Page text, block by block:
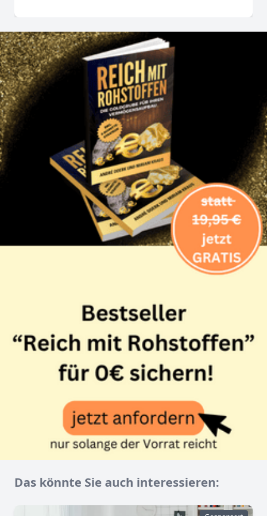
Das könnte Sie auch interessieren: